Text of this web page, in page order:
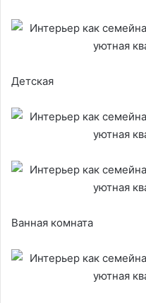
Детская
Ванная комната